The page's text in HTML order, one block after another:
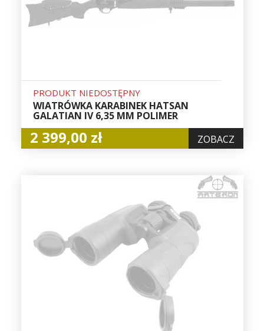
PRODUKT NIEDOSTĘPNY
WIATRÓWKA KARABINEK HATSAN
GALATIAN IV 6,35 MM POLIMER
2 399,00 zł ZOBACZ